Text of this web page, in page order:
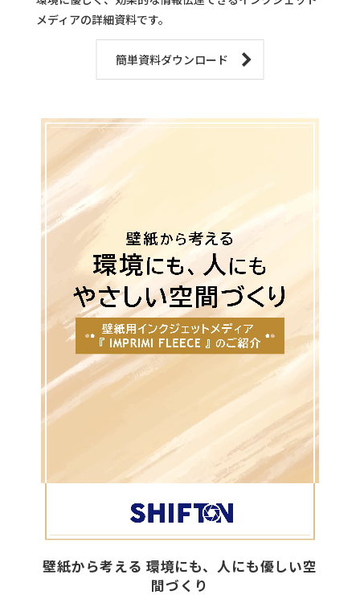
メディアの詳細資料です。
簡単資料ダウンロード
壁紙から考える 環境にも、人にも優しい空
間づくり